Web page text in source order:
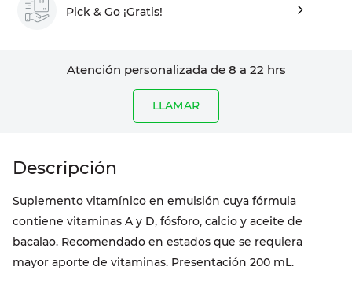
Pick & Go ¡Gratis!
Atención personalizada de 8 a 22 hrs
LLAMAR
Suplemento vitamínico en emulsión cuya fórmula
contiene vitaminas A y D, fósforo, calcio y aceite de
bacalao. Recomendado en estados que se requiera
mayor aporte de vitaminas. Presentación 200 mL.